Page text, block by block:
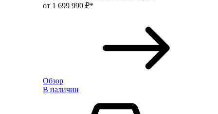
от 1 699 990 ₽*
Обзор
В наличии